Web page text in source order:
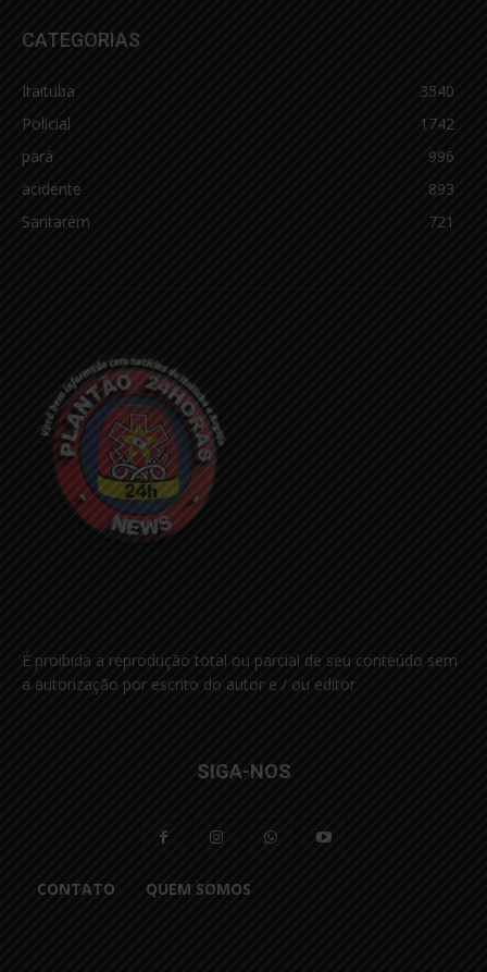
CATEGORIAS
Itaituba
3540
Policial
1742
pará
996
acidente
893
Santarém
721
É proibida a reprodução total ou parcial de seu conteúdo sem
a autorização por escrito do autor e / ou editor
SIGA-NOS
CONTATO QUEM SOMOS